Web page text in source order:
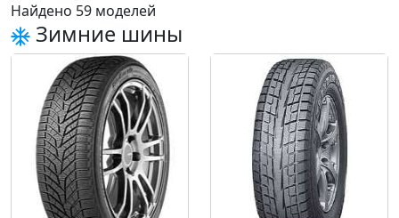
Найдено 59 моделей
Зимние шины